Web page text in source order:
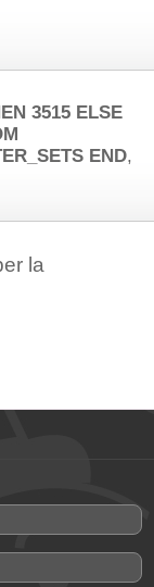
3515 ELSE
END,
la